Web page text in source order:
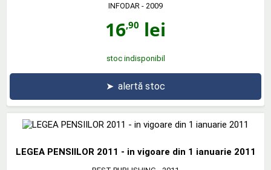
INFODAR - 2009
16,90 lei
stoc indisponibil
➤ alertă stoc
LEGEA PENSIILOR 2011 - in vigoare din 1 ianuarie 2011